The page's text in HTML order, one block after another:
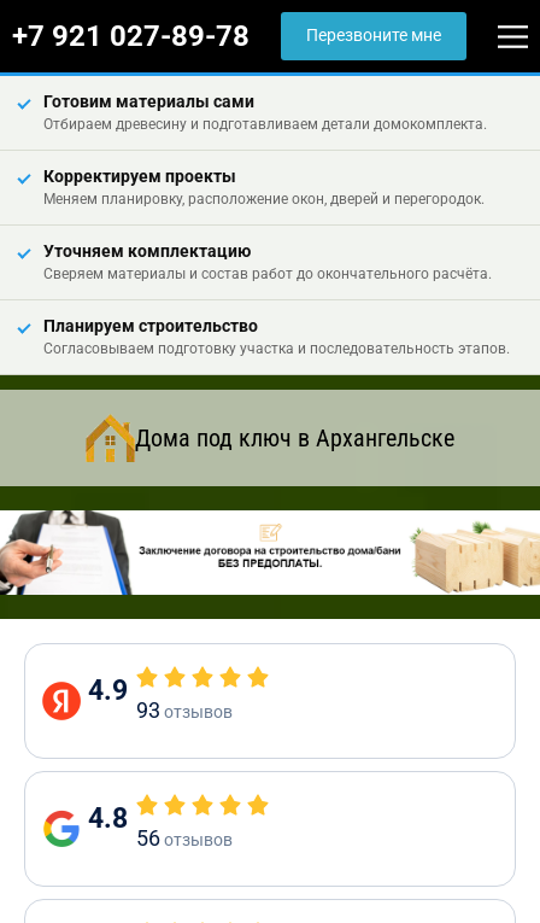
+7 921 027-89-78 Перезвоните мне
Готовим материалы сами
Отбираем древесину и подготавливаем детали домокомплекта.
Корректируем проекты
Меняем планировку, расположение окон, дверей и перегородок.
Уточняем комплектацию
Сверяем материалы и состав работ до окончательного расчёта.
Планируем строительство
Согласовываем подготовку участка и последовательность этапов.
Дома под ключ в Архангельске
4.9
93 отзывов
4.8
56отзывов